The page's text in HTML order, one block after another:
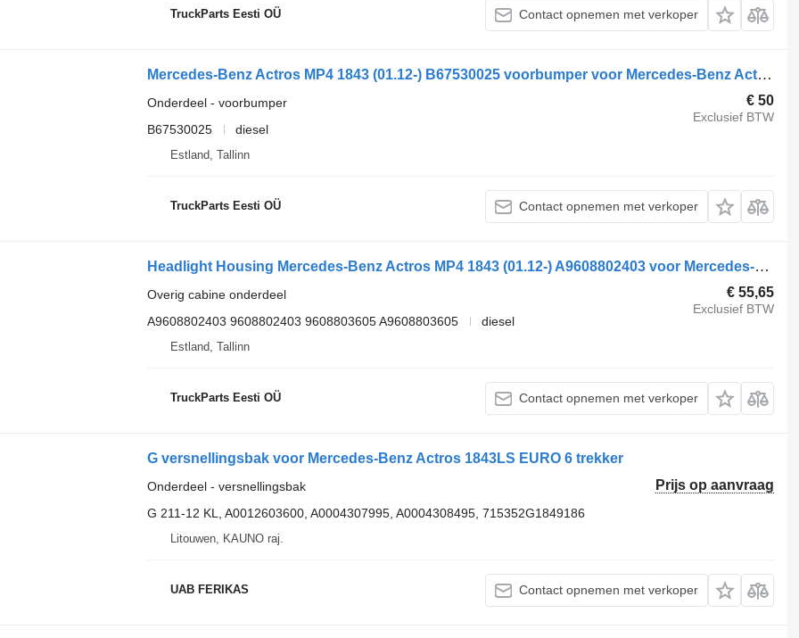
TruckParts Eesti OÜ Contact opnemen met verkoper
Mercedes-Benz Actros MP4 1843 (01.12-) B67530025 voorbumper voor Mercedes-Benz Actros MP4 Antos Arocs (2012-) trekker
€ 50
Exclusief BTW
Onderdeel - voorbumper
B67530025
diesel
Estland, Tallinn
TruckParts Eesti OÜ Contact opnemen met verkoper
Headlight Housing Mercedes-Benz Actros MP4 1843 (01.12-) A9608802403 voor Mercedes-Benz Actros MP4 Antos Arocs (2012-) trekker
€ 55,65
Exclusief BTW
Overig cabine onderdeel
A9608802403 9608802403 9608803605 A9608803605
diesel
Estland, Tallinn
TruckParts Eesti OÜ Contact opnemen met verkoper
G versnellingsbak voor Mercedes-Benz Actros 1843LS EURO 6 trekker
Prijs op aanvraag
Onderdeel - versnellingsbak
G 211-12 KL, A0012603600, A0004307995, A0004308495, 715352G1849186
Litouwen, KAUNO raj.
UAB FERIKAS Contact opnemen met verkoper